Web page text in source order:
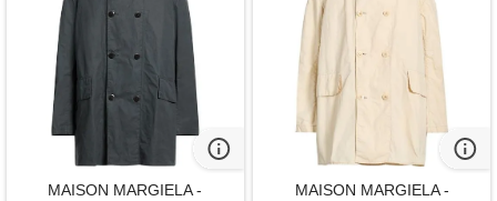
MAISON MARGIELA -
MAISON MARGIELA -